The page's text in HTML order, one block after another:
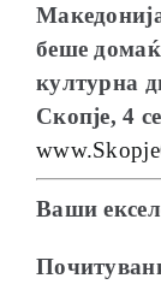
ОБРАЌАЊА
беше
културна
Скопје, 4
Ваши